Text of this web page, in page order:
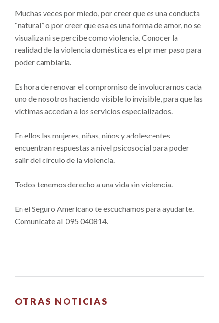
Muchas veces por miedo, por creer que es una conducta
“natural” o por creer que esa es una forma de amor, no se
visualiza ni se percibe como violencia. Conocer la
realidad de la violencia doméstica es el primer paso para
poder cambiarla.
Es hora de renovar el compromiso de involucrarnos cada
uno de nosotros haciendo visible lo invisible, para que las
víctimas accedan a los servicios especializados.
En ellos las mujeres, niñas, niños y adolescentes
encuentran respuestas a nivel psicosocial para poder
salir del círculo de la violencia.
Todos tenemos derecho a una vida sin violencia.
En el Seguro Americano te escuchamos para ayudarte.
Comunícate al 095 040814.
OTRAS NOTICIAS